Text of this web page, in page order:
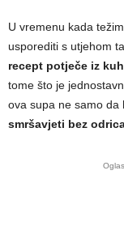
U vremenu kada
usporediti s utjehom
recept potječe iz
tome što je
ova supa ne samo da
smršavjeti bez